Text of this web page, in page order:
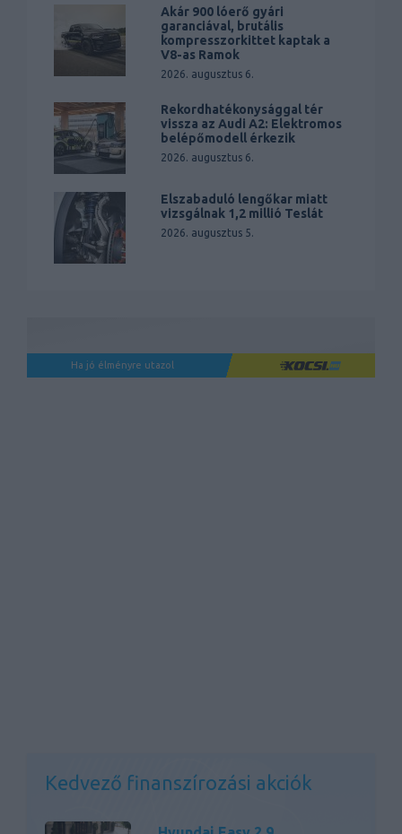
Akár 900 lóerő gyári
garanciával, brutális
kompresszorkittet kaptak a
V8-as Ramok
2026. augusztus 6.
Rekordhatékonysággal tér
vissza az Audi A2: Elektromos
belépőmodell érkezik
2026. augusztus 6.
Elszabaduló lengőkar miatt
vizsgálnak 1,2 millió Teslát
2026. augusztus 5.
Ha jó élményre utazol
Kedvező finanszírozási akciók